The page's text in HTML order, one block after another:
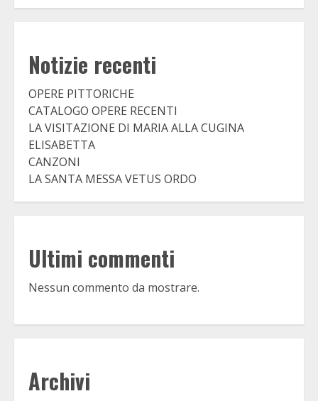
Notizie recenti
OPERE PITTORICHE
CATALOGO OPERE RECENTI
LA VISITAZIONE DI MARIA ALLA CUGINA
ELISABETTA
CANZONI
LA SANTA MESSA VETUS ORDO
Ultimi commenti
Nessun commento da mostrare.
Archivi